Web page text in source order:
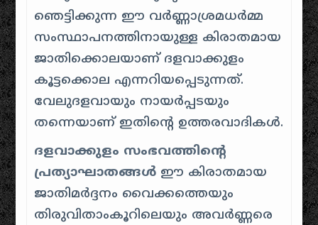
ഞെട്ടിക്കുന്ന ഈ വർണ്ണാശ്രമധർമ്മ
സംസ്ഥാപനത്തിനായുള്ള കിരാതമായ
ജാതിക്കൊലയാണ് ദളവാക്കുളം
കൂട്ടക്കൊല എന്നറിയപ്പെടുന്നത്.
വേലുദളവായും നായർപ്പടയും
തന്നെയാണ് ഇതിന്റെ ഉത്തരവാദികൾ.
ദളവാക്കുളം സംഭവത്തിന്റെ
പ്രത്യാഘാതങ്ങൾ ഈ കിരാതമായ
ജാതിമർദ്ദനം വൈക്കത്തെയും
തിരുവിതാംകൂറിലെയും അവർണ്ണരെ